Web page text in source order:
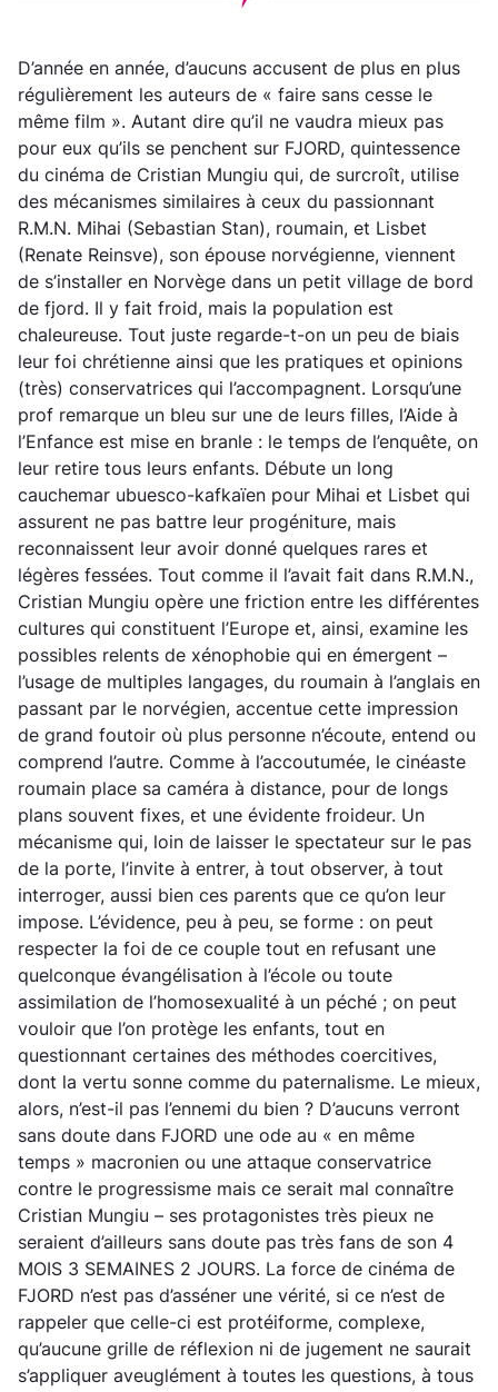
D’année en année, d’aucuns accusent de plus en plus
régulièrement les auteurs de « faire sans cesse le
même film ». Autant dire qu’il ne vaudra mieux pas
pour eux qu’ils se penchent sur FJORD, quintessence
du cinéma de Cristian Mungiu qui, de surcroît, utilise
des mécanismes similaires à ceux du passionnant
R.M.N. Mihai (Sebastian Stan), roumain, et Lisbet
(Renate Reinsve), son épouse norvégienne, viennent
de s’installer en Norvège dans un petit village de bord
de fjord. Il y fait froid, mais la population est
chaleureuse. Tout juste regarde-t-on un peu de biais
leur foi chrétienne ainsi que les pratiques et opinions
(très) conservatrices qui l’accompagnent. Lorsqu’une
prof remarque un bleu sur une de leurs filles, l’Aide à
l’Enfance est mise en branle : le temps de l’enquête, on
leur retire tous leurs enfants. Débute un long
cauchemar ubuesco-kafkaïen pour Mihai et Lisbet qui
assurent ne pas battre leur progéniture, mais
reconnaissent leur avoir donné quelques rares et
légères fessées. Tout comme il l’avait fait dans R.M.N.,
Cristian Mungiu opère une friction entre les différentes
cultures qui constituent l’Europe et, ainsi, examine les
possibles relents de xénophobie qui en émergent –
l’usage de multiples langages, du roumain à l’anglais en
passant par le norvégien, accentue cette impression
de grand foutoir où plus personne n’écoute, entend ou
comprend l’autre. Comme à l’accoutumée, le cinéaste
roumain place sa caméra à distance, pour de longs
plans souvent fixes, et une évidente froideur. Un
mécanisme qui, loin de laisser le spectateur sur le pas
de la porte, l’invite à entrer, à tout observer, à tout
interroger, aussi bien ces parents que ce qu’on leur
impose. L’évidence, peu à peu, se forme : on peut
respecter la foi de ce couple tout en refusant une
quelconque évangélisation à l’école ou toute
assimilation de l’homosexualité à un péché ; on peut
vouloir que l’on protège les enfants, tout en
questionnant certaines des méthodes coercitives,
dont la vertu sonne comme du paternalisme. Le mieux,
alors, n’est-il pas l’ennemi du bien ? D’aucuns verront
sans doute dans FJORD une ode au « en même
temps » macronien ou une attaque conservatrice
contre le progressisme mais ce serait mal connaître
Cristian Mungiu – ses protagonistes très pieux ne
seraient d’ailleurs sans doute pas très fans de son 4
MOIS 3 SEMAINES 2 JOURS. La force de cinéma de
FJORD n’est pas d’asséner une vérité, si ce n’est de
rappeler que celle-ci est protéiforme, complexe,
qu’aucune grille de réflexion ni de jugement ne saurait
s’appliquer aveuglément à toutes les questions, à tous